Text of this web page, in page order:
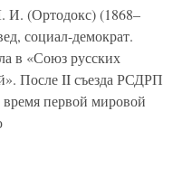
И. (Ортодокс) (1868–
социал-демократ.
в «Союз русских
После II съезда РСДРП
первой мировой